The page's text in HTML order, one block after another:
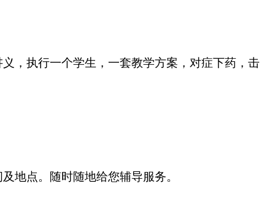
执行一个学生，一套教学方案，对症下药，击
点。随时随地给您辅导服务。